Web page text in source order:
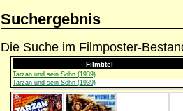
Suchergebnis
Die Suche im Filmposter-
Filmtitel
Tarzan und sein Sohn (1939)
Tarzan und sein Sohn (1939)